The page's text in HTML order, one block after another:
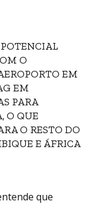
O
EM
EM
PARA
O QUE
O RESTO DO
E ÁFRICA
que